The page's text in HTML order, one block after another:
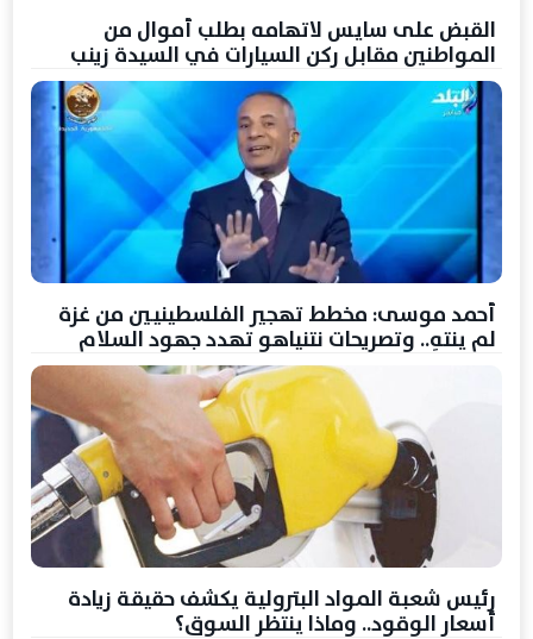
القبض على سايس لاتهامه بطلب أموال من
المواطنين مقابل ركن السيارات في السيدة زينب
أحمد موسى: مخطط تهجير الفلسطينيين من غزة
لم ينتهِ.. وتصريحات نتنياهو تهدد جهود السلام
رئيس شعبة المواد البترولية يكشف حقيقة زيادة
أسعار الوقود.. وماذا ينتظر السوق؟